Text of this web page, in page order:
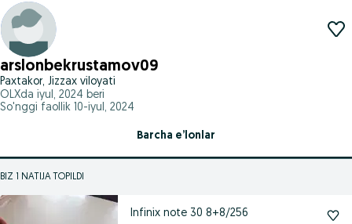
arslonbekrustamov09
Paxtakor, Jizzax viloyati
OLXda iyul, 2024 beri
So'nggi faollik 10-iyul, 2024
Barcha e’lonlar
BIZ 1 NATIJA TOPILDI
Infinix note 30 8+8/256